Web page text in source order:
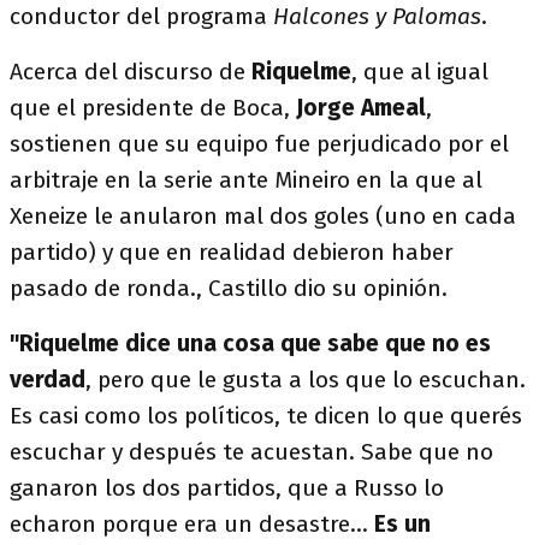
conductor del programa Halcones y Palomas.
Acerca del discurso de Riquelme, que al igual
que el presidente de Boca, Jorge Ameal,
sostienen que su equipo fue perjudicado por el
arbitraje en la serie ante Mineiro en la que al
Xeneize le anularon mal dos goles (uno en cada
partido) y que en realidad debieron haber
pasado de ronda., Castillo dio su opinión.
"Riquelme dice una cosa que sabe que no es
verdad, pero que le gusta a los que lo escuchan.
Es casi como los políticos, te dicen lo que querés
escuchar y después te acuestan. Sabe que no
ganaron los dos partidos, que a Russo lo
echaron porque era un desastre... Es un